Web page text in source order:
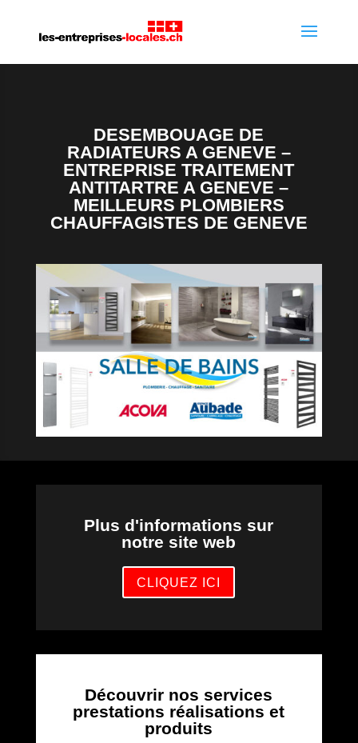
DESEMBOUAGE DE
RADIATEURS A GENEVE –
ENTREPRISE TRAITEMENT
ANTITARTRE A GENEVE –
MEILLEURS PLOMBIERS
CHAUFFAGISTES DE GENEVE
Plus d'informations sur
notre site web
CLIQUEZ ICI
Découvrir nos services
prestations réalisations et
produits